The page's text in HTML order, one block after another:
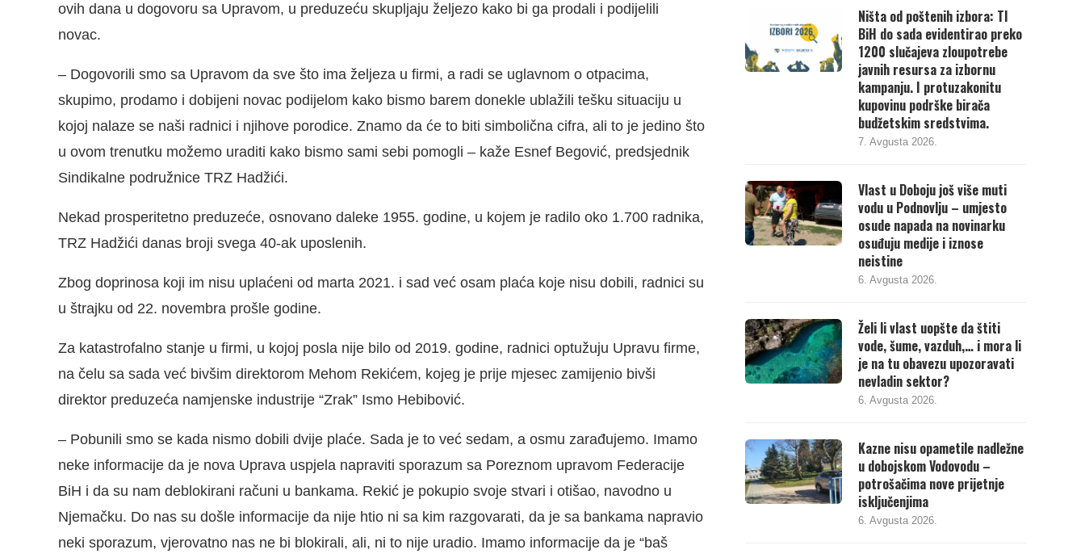
ovih dana u dogovoru sa Upravom, u preduzeću skupljaju željezo kako bi ga prodali i podijelili
novac.
– Dogovorili smo sa Upravom da sve što ima željeza u firmi, a radi se uglavnom o otpacima,
skupimo, prodamo i dobijeni novac podijelom kako bismo barem donekle ublažili tešku situaciju u
kojoj nalaze se naši radnici i njihove porodice. Znamo da će to biti simbolična cifra, ali to je jedino što
u ovom trenutku možemo uraditi kako bismo sami sebi pomogli – kaže Esnef Begović, predsjednik
Sindikalne podružnice TRZ Hadžići.
Nekad prosperitetno preduzeće, osnovano daleke 1955. godine, u kojem je radilo oko 1.700 radnika,
TRZ Hadžići danas broji svega 40-ak uposlenih.
Zbog doprinosa koji im nisu uplaćeni od marta 2021. i sad već osam plaća koje nisu dobili, radnici su
u štrajku od 22. novembra prošle godine.
Za katastrofalno stanje u firmi, u kojoj posla nije bilo od 2019. godine, radnici optužuju Upravu firme,
na čelu sa sada već bivšim direktorom Mehom Rekićem, kojeg je prije mjesec zamijenio bivši
direktor preduzeća namjenske industrije “Zrak” Ismo Hebibović.
– Pobunili smo se kada nismo dobili dvije plaće. Sada je to već sedam, a osmu zarađujemo. Imamo
neke informacije da je nova Uprava uspjela napraviti sporazum sa Poreznom upravom Federacije
BiH i da su nam deblokirani računi u bankama. Rekić je pokupio svoje stvari i otišao, navodno u
Njemačku. Do nas su došle informacije da nije htio ni sa kim razgovarati, da je sa bankama napravio
neki sporazum, vjerovatno nas ne bi blokirali, ali, ni to nije uradio. Imamo informacije da je “baš
Ništa od poštenih izbora: TI
BiH do sada evidentirao preko
1200 slučajeva zloupotrebe
javnih resursa za izbornu
kampanju. I protuzakonitu
kupovinu podrške birača
budžetskim sredstvima.
7. Avgusta 2026.
Vlast u Doboju još više muti
vodu u Podnovlju – umjesto
osude napada na novinarku
osuđuju medije i iznose
neistine
6. Avgusta 2026.
Želi li vlast uopšte da štiti
vode, šume, vazduh,… i mora li
je na tu obavezu upozoravati
nevladin sektor?
6. Avgusta 2026.
Kazne nisu opametile nadležne
u dobojskom Vodovodu –
potrošačima nove prijetnje
isključenjima
6. Avgusta 2026.